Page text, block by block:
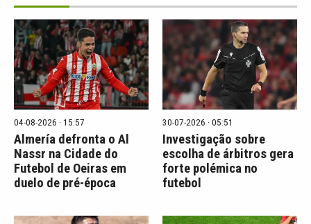
04-08-2026 · 15:57
Almería defronta o Al
Nassr na Cidade do
Futebol de Oeiras em
duelo de pré-época
30-07-2026 · 05:51
Investigação sobre
escolha de árbitros gera
forte polémica no
futebol